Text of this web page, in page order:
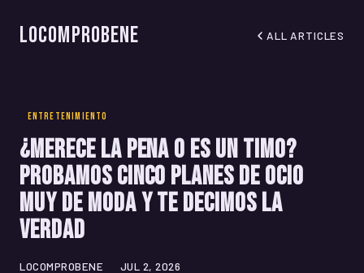
LoComproBene ALL ARTICLES
ENTRETENIMIENTO
¿Merece la pena o es un timo?
Probamos cinco planes de ocio
muy de moda y te decimos la
verdad
LOCOMPROBENE JUL 2, 2026